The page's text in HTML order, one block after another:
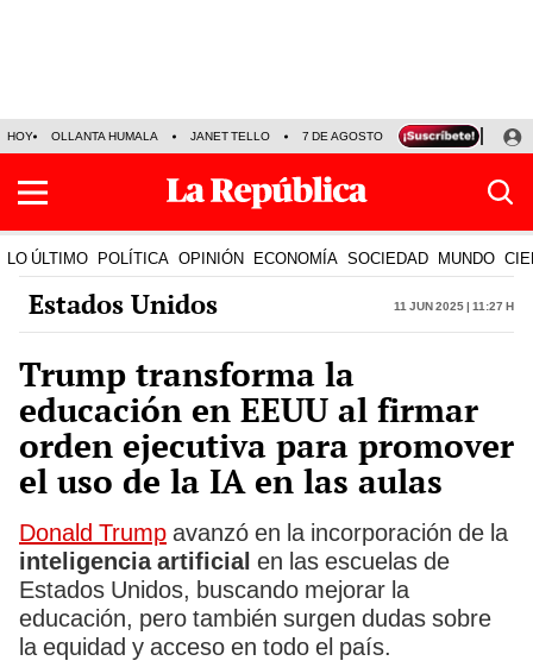
HOY OLLANTA HUMALA JANET TELLO 7 DE AGOSTO TINKA RESULTADOS
LO ÚLTIMO POLÍTICA OPINIÓN ECONOMÍA SOCIEDAD MUNDO
Estados Unidos 11 Jun 2025 | 11:27 h
Trump transforma la
educación en EEUU al firmar
orden ejecutiva para promover
el uso de la IA en las aulas
Donald Trump avanzó en la incorporación de la
inteligencia artificial en las escuelas de
Estados Unidos, buscando mejorar la
educación, pero también surgen dudas sobre
la equidad y acceso en todo el país.